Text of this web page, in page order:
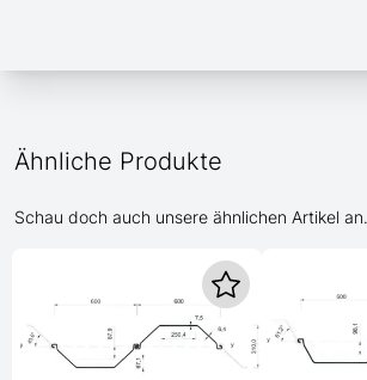
Ähnliche Produkte
Schau doch auch unsere ähnlichen Artikel an.